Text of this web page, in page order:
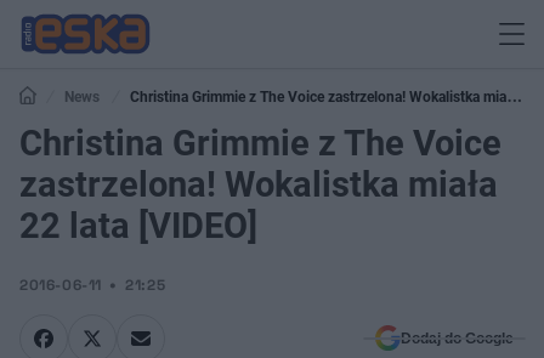
News
Christina Grimmie z The Voice zastrzelona! Wokalistka miała 22
lata [VIDEO]
Christina Grimmie z The Voice
zastrzelona! Wokalistka miała
22 lata [VIDEO]
2016-06-11 21:25
Dodaj do Google